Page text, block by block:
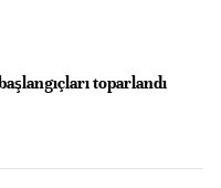
toparlandı